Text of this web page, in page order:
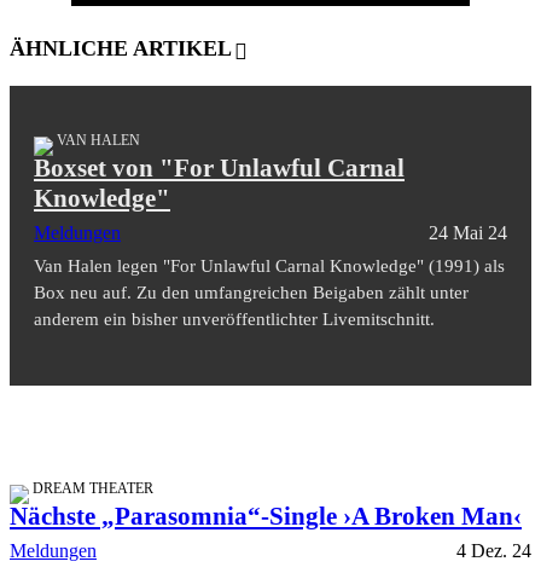
ÄHNLICHE ARTIKEL
VAN HALEN
Boxset von "For Unlawful Carnal
Knowledge"
Meldungen 24 Mai 24
Van Halen legen "For Unlawful Carnal Knowledge" (1991) als
Box neu auf. Zu den umfangreichen Beigaben zählt unter
anderem ein bisher unveröffentlichter Livemitschnitt.
DREAM THEATER
Nächste „Parasomnia“-Single ›A Broken Man‹
Meldungen 4 Dez. 24